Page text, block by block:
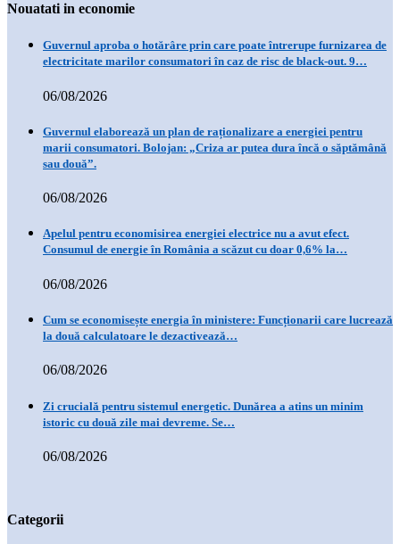
Nouatati in economie
Guvernul aproba o hotărâre prin care poate întrerupe furnizarea de
electricitate marilor consumatori în caz de risc de black-out. 9…
06/08/2026
Guvernul elaborează un plan de raționalizare a energiei pentru
marii consumatori. Bolojan: „Criza ar putea dura încă o săptămână
sau două”.
06/08/2026
Apelul pentru economisirea energiei electrice nu a avut efect.
Consumul de energie în România a scăzut cu doar 0,6% la…
06/08/2026
Cum se economisește energia în ministere: Funcționarii care lucrează
la două calculatoare le dezactivează…
06/08/2026
Zi crucială pentru sistemul energetic. Dunărea a atins un minim
istoric cu două zile mai devreme. Se…
06/08/2026
Categorii